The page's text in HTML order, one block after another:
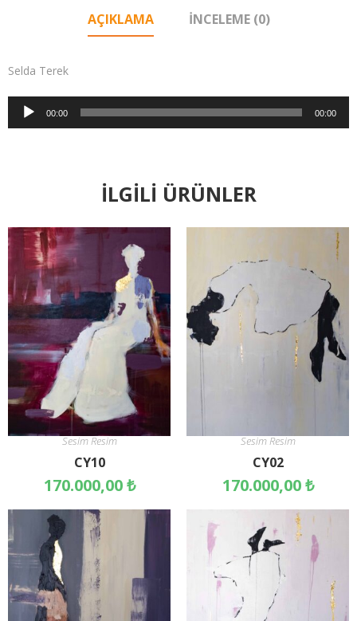
AÇIKLAMA İNCELEME (0)
Selda Terek
Ses
oynatıcı
00:00 00:00
İLGILI ÜRÜNLER
Sesim Resim
CY10
170.000,00₺
Sesim Resim
CY02
170.000,00₺